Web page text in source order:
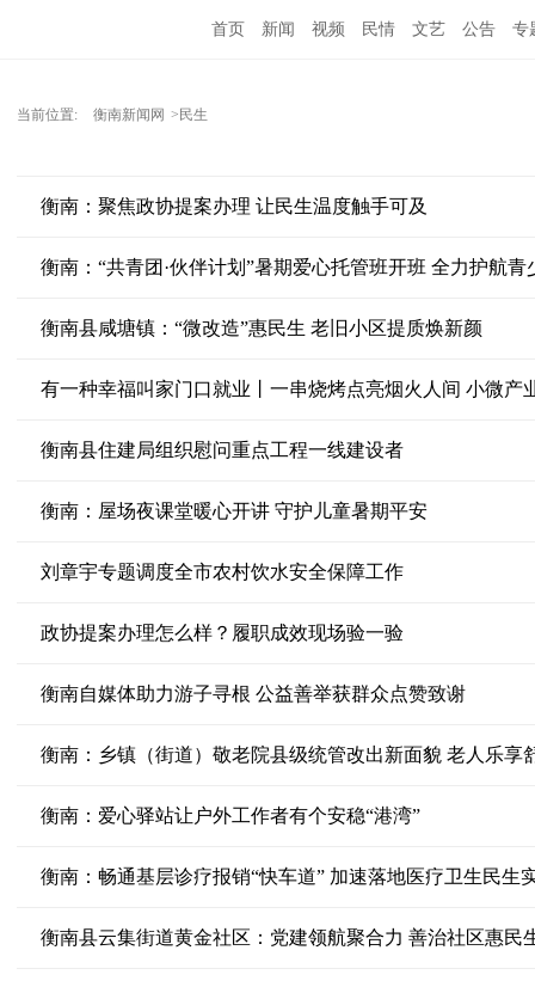
首页 新闻 视频 民情 文艺 公告 专
当前位置: 衡南新闻网 >民生
衡南：聚焦政协提案办理 让民生温度触手可及
衡南：“共青团·伙伴计划”暑期爱心托管班开班 全力护航青
衡南县咸塘镇：“微改造”惠民生 老旧小区提质焕新颜
有一种幸福叫家门口就业丨一串烧烤点亮烟火人间 小微产
衡南县住建局组织慰问重点工程一线建设者
衡南：屋场夜课堂暖心开讲 守护儿童暑期平安
刘章宇专题调度全市农村饮水安全保障工作
政协提案办理怎么样？履职成效现场验一验
衡南自媒体助力游子寻根 公益善举获群众点赞致谢
衡南：乡镇（街道）敬老院县级统管改出新面貌 老人乐享
衡南：爱心驿站让户外工作者有个安稳“港湾”
衡南：畅通基层诊疗报销“快车道” 加速落地医疗卫生民生
衡南县云集街道黄金社区：党建领航聚合力 善治社区惠民